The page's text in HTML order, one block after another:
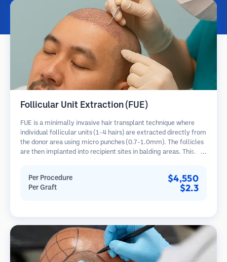
Follicular Unit Extraction (FUE)
FUE is a minimally invasive hair transplant technique where
individual follicular units (1-4 hairs) are extracted directly from
the donor area using micro punches (0.7-1.0mm). The follicles
are then implanted into recipient sites in balding areas. This
Per Procedure $4,550
Per Graft $2.3